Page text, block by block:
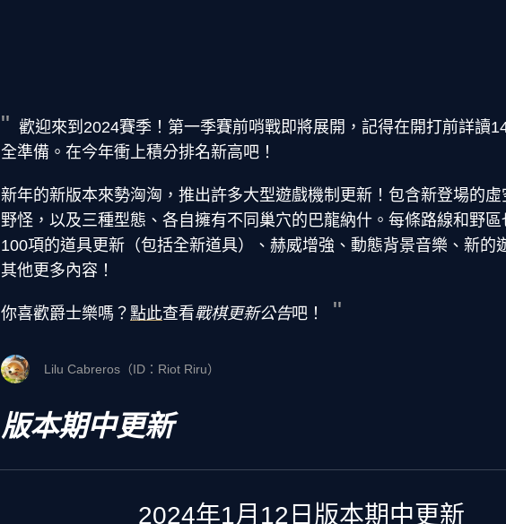
歡迎來到2024賽季！第一季賽前哨戰即將展開，記得在開打前詳讀
全準備。在今年衝上積分排名新高吧！
新年的新版本來勢洶洶，推出許多大型遊戲機制更新！包含新登場的
野怪，以及三種型態、各自擁有不同巢穴的巴龍納什。每條路線和野
100項的道具更新（包括全新道具）、赫威增強、動態背景音樂、新的
其他更多內容！
你喜歡爵士樂嗎？ 點此查看戰棋更新公告吧！
Lilu Cabreros（ID：Riot Riru）
版本期中更新
2024年1月12日版本期中更新